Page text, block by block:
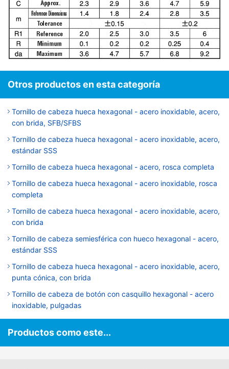
Otros productos en esta categoría
Tornillo de cabeza hueca hexagonal - acero inoxidable, acero,
con brida, SFB/SFBS
Tornillo de cabeza hueca hexagonal - acero inoxidable, acero,
estándar SSS
Tornillo de cabeza hueca hexagonal - acero, rosca completa
Tornillo de cabeza hueca hexagonal - acero inoxidable, rosca
completa
Tornillo de cabeza hueca hexagonal - acero inoxidable, acero,
con brida
Tornillo de cabeza semiesférica con hueco hexagonal - acero,
estándar SSS
Tornillo de cabeza hueca hexagonal - acero inoxidable, acero,
punta cónica, con brida
Tornillo de cabeza de botón con casquillo hexagonal - acero
inoxidable, pulgadas
Productos como este...